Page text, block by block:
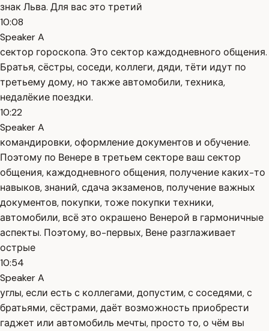
знак Льва. Для вас это третий
10:08
Speaker A
сектор гороскопа. Это сектор каждодневного общения.
Братья, сёстры, соседи, коллеги, дяди, тёти идут по
третьему дому, но также автомобили, техника,
недалёкие поездки.
10:22
Speaker A
командировки, оформление документов и обучение.
Поэтому по Венере в третьем секторе ваш сектор
общения, каждодневного общения, получение каких-то
навыков, знаний, сдача экзаменов, получение важных
документов, покупки, тоже покупки техники,
автомобили, всё это окрашено Венерой в гармоничные
аспекты. Поэтому, во-первых, Вене разглаживает
острые
10:54
Speaker A
углы, если есть с коллегами, допустим, с соседями, с
братьями, сёстрами, даёт возможность приобрести
гаджет или автомобиль мечты, просто то, о чём вы